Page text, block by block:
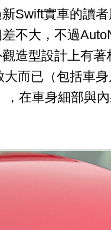
Swift實車的讀
不大，不過
造型設計上有
而已（包括車
在車身細部與